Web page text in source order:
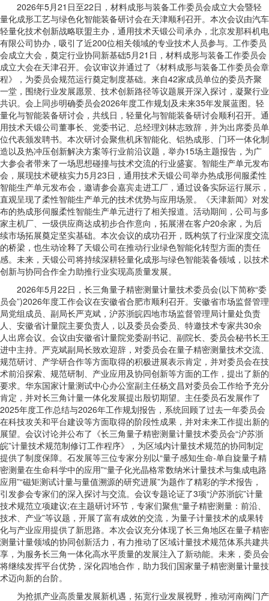
2026年5月21日至22日，材料成形与装备工作委员会成立大会暨轻
量化成形工艺与绿色化智能装备研讨会在天津顺利召开。本次会议由汽车
轻量化技术创新战略联盟主办，通用技术天锻公司承办，北京发那科机电
有限公司协办，吸引了近200位相关领域的专业技术人员参与。工作委员
会成立大会，奠定行业协同新基础5月21日，材料成形与装备工作委员会
成立大会在天津召开。会议审议并通过了《材料成形与装备工作委员会章
程》，为委员会规范运行奠定制度基础。来自42家成员单位的委员齐聚
一堂，围绕行业发展愿景、技术创新路径等议题展开深入探讨，凝聚行业
共识。会上同步明确委员会2026年度工作规划及未来35年发展蓝图。轻
量化与智能装备研讨会，共线日，轻量化与智能装备研讨会顺利召开。通
用技术天锻公司董事长、党委书记、总经理刘林志致辞，并为出席委员单
位代表颁发聘书。本次研讨会聚焦机床智能化、铝热成形、门环一体化制
造以及热冲压创新解决方案等行业前沿议题，举办15场主题报告，为广
大参会者带来了一场思想碰撞与技术交流的行业盛宴。智能生产单元发布
会，展现技术硬核实力5月23日，通用技术天锻公司举办热成形伺服柔性
智能生产单元发布会，邀请参会嘉宾走进工厂，通过设备实际运行展示，
直观呈现了柔性智能生产单元的技术优势与应用场景。《天津新闻》对发
布的热成形伺服柔性智能生产单元进行了相关报道。活动期间，公司与多
家主机厂、一级供应商达成初步合作意向，拓展潜在客户20余家，为后
续市场拓展奠定坚实基础。本次会议的成功召开，既构筑了行业深度交流
的桥梁，也生动诠释了天锻公司在推动行业绿色智能化转型方面的责任
感。未来，天锻公司将持续深耕轻量化成形与绿色智能装备领域，以技术
创新与协同合作全力助推行业实现高质量发展。
2026年5月22日，长三角量子精密测量计量技术委员会(以下简称“委
员会”)2026年度工作会议在安徽省合肥市顺利召开。安徽省市场监督管理
局党组成员、副局长严克斌，沪苏浙皖四地市场监督管理局计量处负责
人、安徽省计量院主要负责人，以及委员会委员、特邀技术专家共30余
人出席会议。会议由安徽省计量院党委副书记、副院长、委员会秘书长王
进中主持。严克斌副局长致欢迎辞，对委员会在量子精密测量技术交流、
规范研讨、产学研合作等方面取得的积极进展表示肯定，并对委员会在技
术前沿探索、规范研制、产业应用及协同创新等方面的工作，提出了新的
要求。华东国家计量测试中心办公室副主任杨文昌对委员会工作给予充分
肯定，并对长三角计量一体化发展提出殷切期望。主任委员石发展作了
2025年度工作总结与2026年工作规划报告，系统回顾了过去一年委员会
在科技攻关和平台建设等方面取得的阶段性成果，并对未来工作提出新的
展望。会议讨论并公布了《长三角量子精密测量计量技术委员会“沪苏浙
皖”计量技术规范制修订工作程序》，为区域内计量技术规范的协同制定
提供了制度保障。石发展等三位专家分别以“量子感知生命-单自旋量子精
密测量在生命科学中的应用”“量子化光晶格常数纳米计量技术与集成电路
应用”“磁矩测试计量与量值溯源的研究进展”为题作了精彩的学术报告，
引发参会专家们的深入探讨与交流。会议专题论证了3项“沪苏浙皖”计量
技术规范立项建议;在主题研讨环节，专家们聚焦“量子精密测量：前沿、
技术、产业”等议题，开展了富有成效的交流，为量子计量技术的成果转
化与产业应用提供了新思路。本次会议充分体现了长三角地区在量子精密
测量计量领域的协同创新活力，有力推动了区域计量技术规范体系共建共
享，为服务长三角一体化高水平质量的发展注入了新动能。未来，委员会
将继续发挥平台优势，深化四地合作，助力我们国家量子精密测量计量技
术迈向新的台阶。
为抢抓产业高质量发展新机遇，拓宽行业发展视野，推动河南阀门产